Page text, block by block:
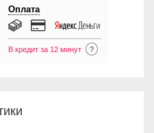
Оплата
В кредит за 12 минут ?